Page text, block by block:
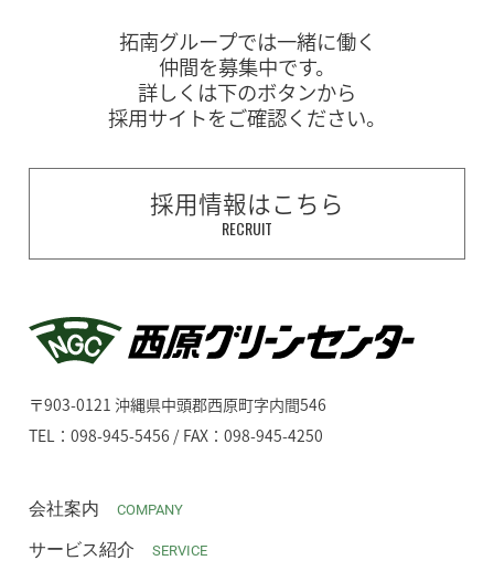
拓南グループでは一緒に働く
仲間を募集中です。
詳しくは下のボタンから
採用サイトをご確認ください。
採用情報はこちら
RECRUIT
〒903-0121 沖縄県中頭郡西原町字内間546
TEL：098-945-5456 / FAX：098-945-4250
会社案内 COMPANY
サービス紹介 SERVICE